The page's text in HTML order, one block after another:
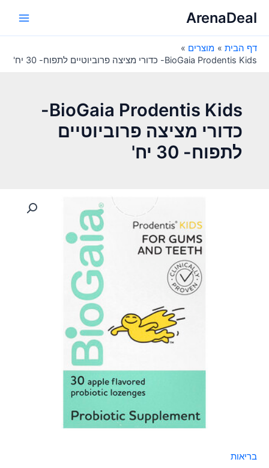
לתוכןArenaDeal
דף הבית
מוצרים
BioGaia Prodentis Kids- כדורי מציצה פרוביוטיים לתפוח- 30 יח'
BioGaia Prodentis Kids-
כדורי מציצה פרוביוטיים
לתפוח- 30 יח'
בריאות